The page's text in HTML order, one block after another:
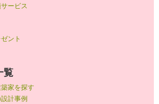
ービス
ント
覧
家を探す
計事例